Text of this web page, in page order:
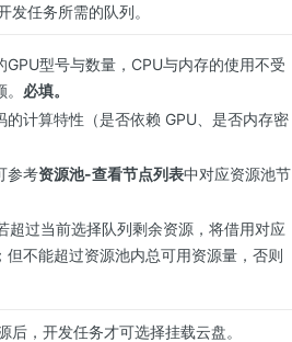
发任务所需的队列。
GPU型号与数量，CPU与内存的使用不受
必填。
的计算特性（是否依赖 GPU、是否内存密
参考资源池-查看节点列表中对应资源池节
超过当前选择队列剩余资源，将借用对应
但不能超过资源池内总可用资源量，否则
，开发任务才可选择挂载云盘。